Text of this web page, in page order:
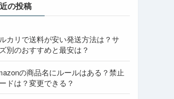
の投稿
カリで送料が安い発送方法は？サ
別のおすすめと最安は？
の商品名にルールはある？禁止
ドは？変更できる？